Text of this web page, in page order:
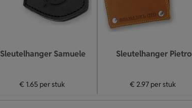
Sleutelhanger Samuele
€ 1.65per stuk
Sleutelhanger Pietro
€ 2.97 per stuk